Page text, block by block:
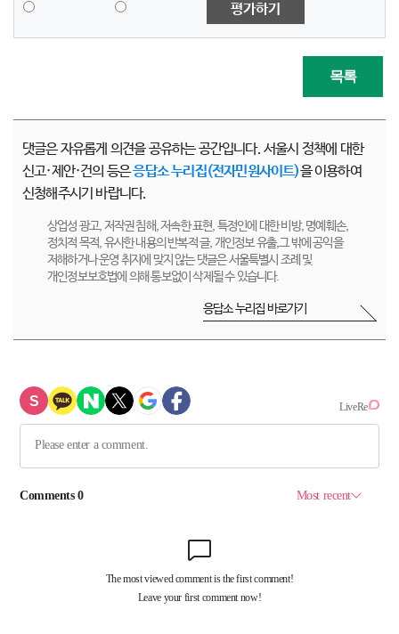
평가하기
목록
댓글은 자유롭게 의견을 공유하는 공간입니다. 서울시 정책에 대한
신고·제안·건의 등은응답소 누리집(전자민원사이트)을 이용하여
신청해주시기 바랍니다.
상업성 광고, 저작권 침해, 저속한 표현, 특정인에 대한 비방, 명예훼손,
정치적 목적, 유사한 내용의 반복적 글, 개인정보 유출,그 밖에 공익을
저해하거나 운영 취지에 맞지 않는 댓글은 서울특별시 조례 및
개인정보보호법에 의해 통보없이 삭제될 수 있습니다.
응답소 누리집 바로가기